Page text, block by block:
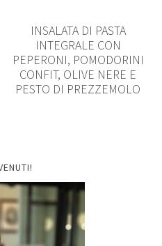
INSALATA DI PASTA
INTEGRALE CON
PEPERONI, POMODORINI
CONFIT, OLIVE NERE E
PESTO DI PREZZEMOLO